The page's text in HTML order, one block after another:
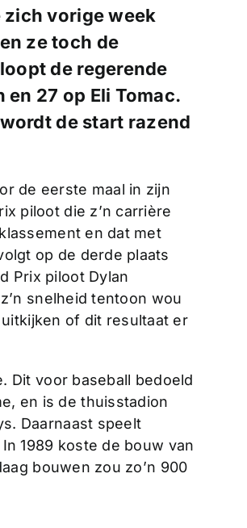
zich vorige week
ze toch de
de regerende
27 op Eli Tomac.
de start razend
de eerste maal in zijn
piloot die z’n carrière
en dat met
op de derde plaats
Prix piloot Dylan
snelheid tentoon wou
of dit resultaat er
Dit voor baseball bedoeld
en is de thuisstadion
Daarnaast speelt
1989 koste de bouw van
bouwen zou zo’n 900